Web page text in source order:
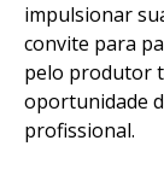
impulsionar
convite para
pelo produtor
oportunidade
profissional.